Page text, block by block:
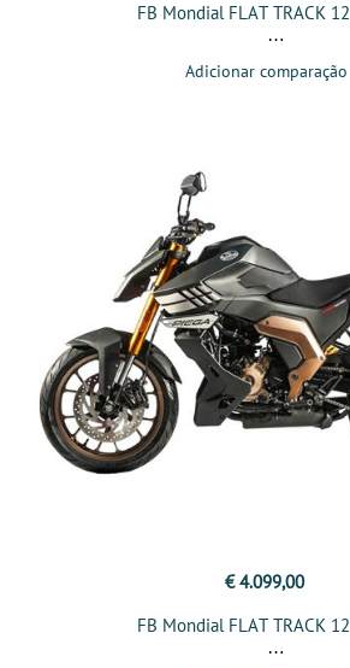
FB Mondial FLAT TRACK
Adicionar comparação
€ 4.099,00
FB Mondial FLAT TRACK